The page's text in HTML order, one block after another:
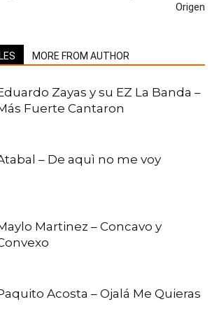
Origen
MORE FROM AUTHOR
Zayas y su EZ La Banda –
Fuerte Cantaron
– De aquì no me voy
Martinez – Concavo y
Acosta – Ojalá Me Quieras